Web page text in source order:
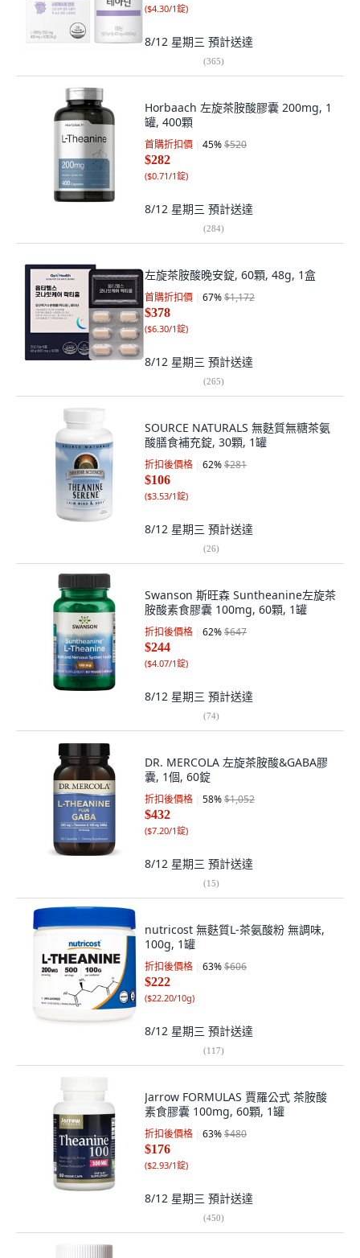
($4.30/1錠)
8/12 星期三 預計送達
(365)
Horbaach 左旋茶胺酸膠囊 200mg, 1
罐, 400顆
首購折扣價 45%$520
$282
($0.71/1錠)
8/12 星期三 預計送達
(284)
左旋茶胺酸晚安錠, 60顆, 48g, 1盒
首購折扣價 67%$1,172
$378
($6.30/1錠)
8/12 星期三 預計送達
(265)
SOURCE NATURALS 無麩質無糖茶氨
酸膳食補充錠, 30顆, 1罐
折扣後價格 62%$281
$106
($3.53/1錠)
8/12 星期三 預計送達
(26)
Swanson 斯旺森 Suntheanine左旋茶
胺酸素食膠囊 100mg, 60顆, 1罐
折扣後價格 62%$647
$244
($4.07/1錠)
8/12 星期三 預計送達
(74)
DR. MERCOLA 左旋茶胺酸&GABA膠
囊, 1個, 60錠
折扣後價格 58%$1,052
$432
($7.20/1錠)
8/12 星期三 預計送達
(15)
nutricost 無麩質L-茶氨酸粉 無調味,
100g, 1罐
折扣後價格 63%$606
$222
($22.20/10g)
8/12 星期三 預計送達
(117)
Jarrow FORMULAS 賈羅公式 茶胺酸
素食膠囊 100mg, 60顆, 1罐
折扣後價格 63%$480
$176
($2.93/1錠)
8/12 星期三 預計送達
(450)